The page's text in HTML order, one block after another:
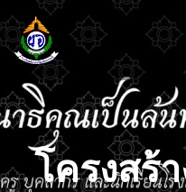
โครงสร้